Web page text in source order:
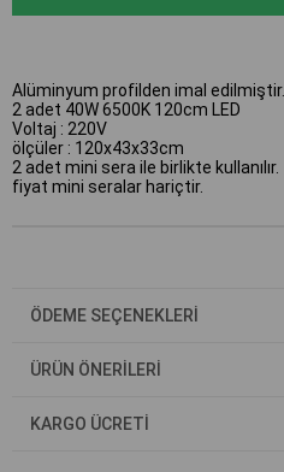
Alüminyum profilden imal edilmiştir.
2 adet 40W 6500K 120cm LED
Voltaj : 220V
ölçüler : 120x43x33cm
2 adet mini sera ile birlikte kullanılır.
fiyat mini seralar hariçtir.
ÖDEME SEÇENEKLERI
ÜRÜN ÖNERILERI
KARGO ÜCRETİ